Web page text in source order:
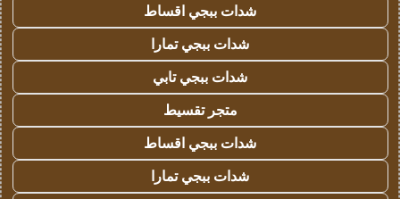
شدات ببجي اقساط
شدات ببجي تمارا
شدات ببجي تابي
متجر تقسيط
شدات ببجي اقساط
شدات ببجي تمارا